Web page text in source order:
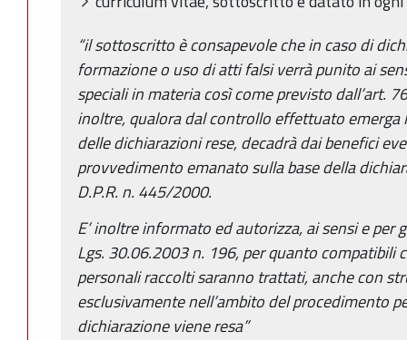
“il sottoscritto è consapevole che in caso di
formazione o uso di atti falsi verrà punito ai
speciali in materia così come previsto dall’art.
inoltre, qualora dal controllo effettuato
delle dichiarazioni rese, decadrà dai benefici
provvedimento emanato sulla base della
D.P.R. n. 445/2000.
E’ inoltre informato ed autorizza, ai sensi e per
Lgs. 30.06.2003 n. 196,per quanto compatibili
personali raccolti saranno trattati, anche con
esclusivamente nell’ambito del procedimento
dichiarazione viene resa”